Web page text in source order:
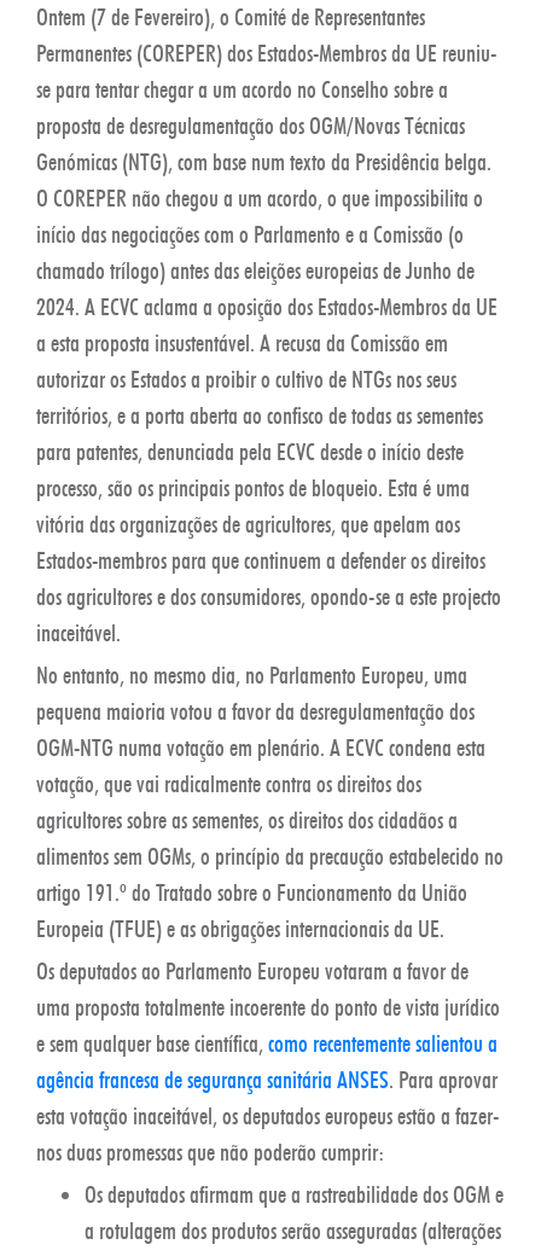
Ontem (7 de Fevereiro), o Comité de Representantes
Permanentes (COREPER) dos Estados-Membros da UE reuniu-
se para tentar chegar a um acordo no Conselho sobre a
proposta de desregulamentação dos OGM/Novas Técnicas
Genómicas (NTG), com base num texto da Presidência belga.
O COREPER não chegou a um acordo, o que impossibilita o
início das negociações com o Parlamento e a Comissão (o
chamado trílogo) antes das eleições europeias de Junho de
2024. A ECVC aclama a oposição dos Estados-Membros da UE
a esta proposta insustentável. A recusa da Comissão em
autorizar os Estados a proibir o cultivo de NTGs nos seus
territórios, e a porta aberta ao confisco de todas as sementes
para patentes, denunciada pela ECVC desde o início deste
processo, são os principais pontos de bloqueio. Esta é uma
vitória das organizações de agricultores, que apelam aos
Estados-membros para que continuem a defender os direitos
dos agricultores e dos consumidores, opondo-se a este projecto
inaceitável.
No entanto, no mesmo dia, no Parlamento Europeu, uma
pequena maioria votou a favor da desregulamentação dos
OGM-NTG numa votação em plenário. A ECVC condena esta
votação, que vai radicalmente contra os direitos dos
agricultores sobre as sementes, os direitos dos cidadãos a
alimentos sem OGMs, o princípio da precaução estabelecido no
artigo 191.º do Tratado sobre o Funcionamento da União
Europeia (TFUE) e as obrigações internacionais da UE.
Os deputados ao Parlamento Europeu votaram a favor de
uma proposta totalmente incoerente do ponto de vista jurídico
e sem qualquer base científica, como recentemente salientou a
agência francesa de segurança sanitária ANSES. Para aprovar
esta votação inaceitável, os deputados europeus estão a fazer-
nos duas promessas que não poderão cumprir:
Os deputados afirmam que a rastreabilidade dos OGM e
a rotulagem dos produtos serão asseguradas (alterações